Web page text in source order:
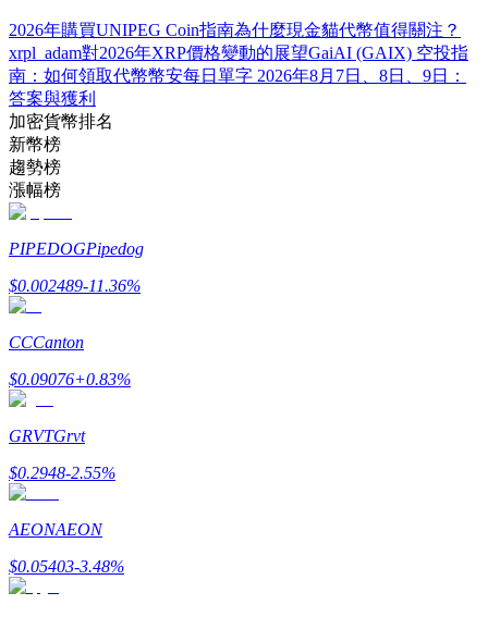
交易策略
學習如何保持盈利
理財
增值寶
2026年購買UNIPEG Coin指南為什麼現金貓代幣值得關注？
xrpl_adam對2026年XRP價格變動的展望GaiAI (GAIX) 空投指
南：如何領取代幣幣安每日單字 2026年8月7日、8日、9日：
答案與獲利
加密貨幣排名
新幣榜
趨勢榜
漲幅榜
PIPEDOGPipedog
$0.002489-11.36%
CCCanton
$0.09076+0.83%
GRVTGrvt
$0.2948-2.55%
AEONAEON
$0.05403-3.48%